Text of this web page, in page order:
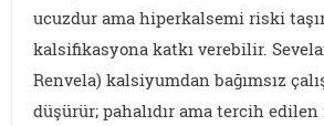
ucuzdur ama hiperkalsemi riski
kalsifikasyona katkı verebilir.
Renvela) kalsiyumdan bağımsız
düşürür; pahalıdır ama tercih